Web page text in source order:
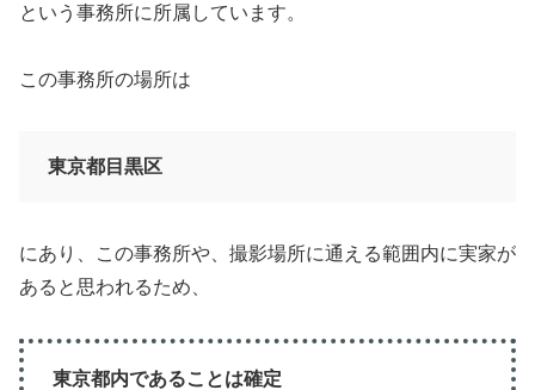
という事務所に所属しています。
この事務所の場所は
東京都目黒区
にあり、この事務所や、撮影場所に通える範囲内に実家が
あると思われるため、
東京都内であることは確定